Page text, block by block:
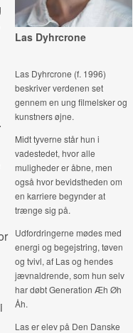
Las Dyhrcrone
Las Dyhrcrone (f. 1996)
beskriver verdenen set
gennem en ung filmelsker og
kunstners øjne.
Midt tyverne står hun i
vadestedet, hvor alle
muligheder er åbne, men
også hvor bevidstheden om
en karriere begynder at
trænge sig på.
Udfordringerne mødes med
energi og begejstring, tøven
og tvivl, af Las og hendes
jævnaldrende, som hun selv
har døbt Generation Æh Øh
Åh.
Las er elev på Den Danske